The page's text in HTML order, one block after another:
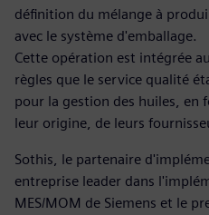
définition du mélange à
avec le système d'emballage.
Cette opération est intégrée
règles que le service qualité
pour la gestion des huiles, en
leur origine, de leurs
Sothis, le partenaire
entreprise leader dans
MES/MOM de Siemens et le